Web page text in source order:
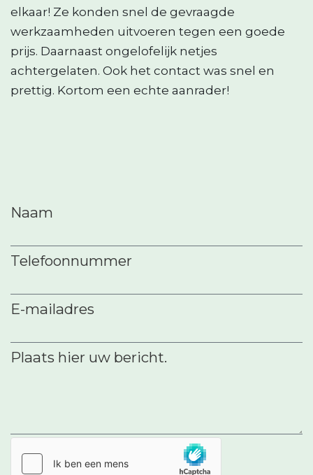
elkaar! Ze konden snel de gevraagde
werkzaamheden uitvoeren tegen een goede
prijs. Daarnaast ongelofelijk netjes
achtergelaten. Ook het contact was snel en
prettig. Kortom een echte aanrader!
Naam
Telefoonnummer
E-mailadres
Plaats hier uw bericht.